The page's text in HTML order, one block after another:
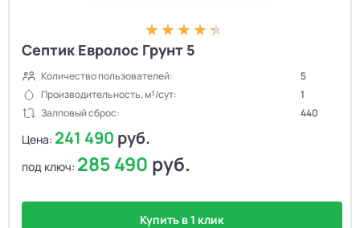
Септик Евролос Грунт 5
Количество пользователей:
5
Производительность, м³/сут:
1
Залповый сброс:
440
Цена: 241 490 руб.
под ключ: 285 490 руб.
Купить в 1 клик